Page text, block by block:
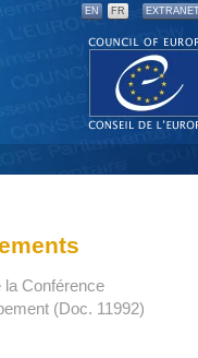
EN FR
la Conférence
(Doc. 11992)